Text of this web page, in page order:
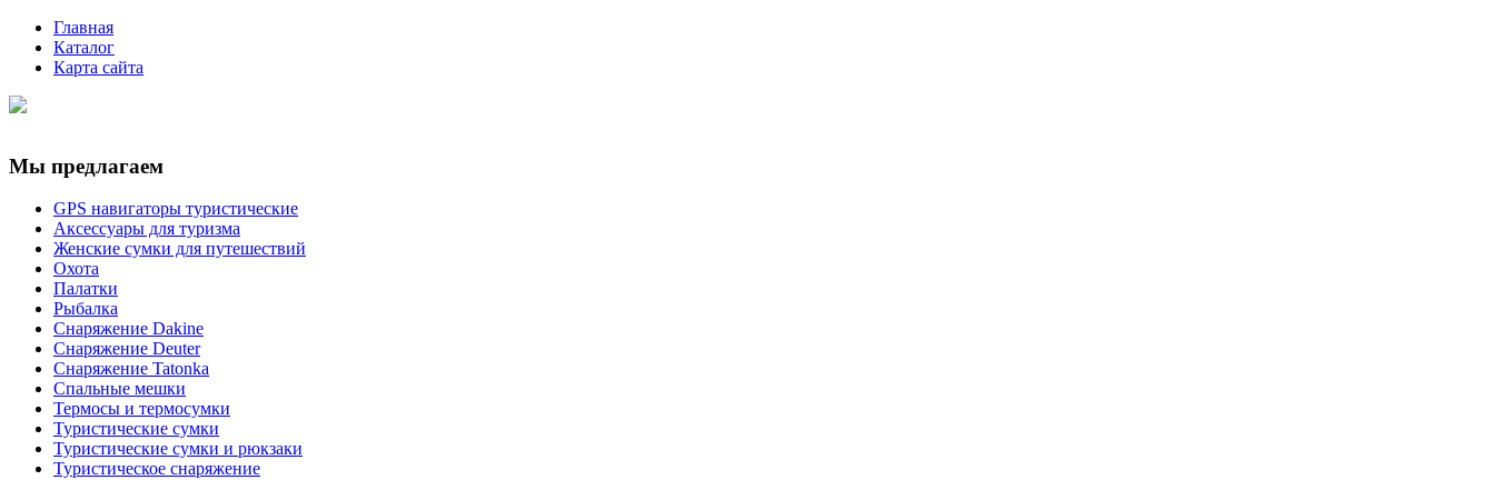
Главная
Каталог
Карта сайта
Мы предлагаем
GPS навигаторы туристические
Аксессуары для туризма
Женские сумки для путешествий
Охота
Палатки
Рыбалка
Снаряжение Dakine
Снаряжение Deuter
Снаряжение Tatonka
Спальные мешки
Термосы и термосумки
Туристические сумки
Туристические сумки и рюкзаки
Туристическое снаряжение